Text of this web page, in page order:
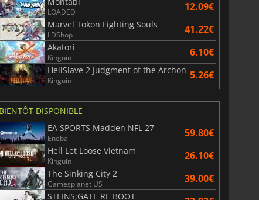
6.75€
WARHAMMER 3
15.48
LOADED 12.09€
Marvel Tokon Fighting Souls
LDShop 41.22€
Akatori
Kinguin 6.10€
HellSlave 2 Judgment of the Archon
Kinguin 5.26€
BIENTÔT DISPONIBLE
EA SPORTS Madden NFL 27
Eneba 59.80€
Hell Let Loose Vietnam
Kinguin 26.10€
The Sinking City 2
Gamesplanet US 39.00€
STEINS;GATE RE BOOT